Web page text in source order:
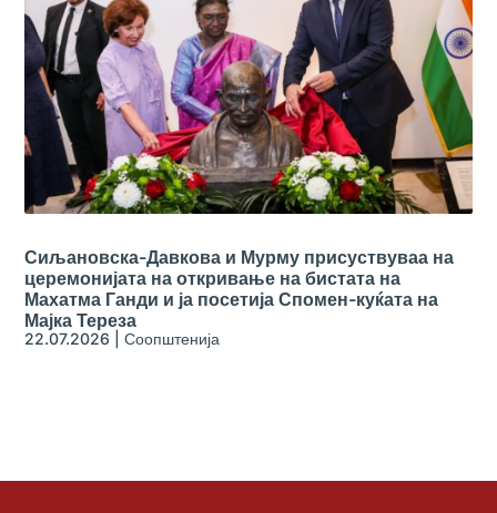
Сиљановска-Давкова и Мурму присуствуваа на
церемонијата на откривање на бистата на
Махатма Ганди и ја посетија Спомен-куќата на
Мајка Тереза
22.07.2026 |Соопштенија